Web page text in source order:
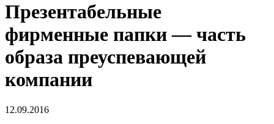
Презентабельные
фирменные папки — часть
образа преуспевающей
компании
12.09.2016